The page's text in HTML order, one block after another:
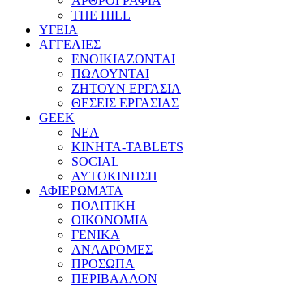
THE HILL
ΥΓΕΙΑ
ΑΓΓΕΛΙΕΣ
ΕΝΟΙΚΙΑΖΟΝΤΑΙ
ΠΩΛΟΥΝΤΑΙ
ΖΗΤΟΥΝ ΕΡΓΑΣΙΑ
ΘΕΣΕΙΣ ΕΡΓΑΣΙΑΣ
GEEK
ΝΕΑ
ΚΙΝΗΤΑ-TABLETS
SOCIAL
ΑΥΤΟΚΙΝΗΣΗ
ΑΦΙΕΡΩΜΑΤΑ
ΠΟΛΙΤΙΚΗ
ΟΙΚΟΝΟΜΙΑ
ΓΕΝΙΚΑ
ΑΝΑΔΡΟΜΕΣ
ΠΡΟΣΩΠΑ
ΠΕΡΙΒΑΛΛΟΝ